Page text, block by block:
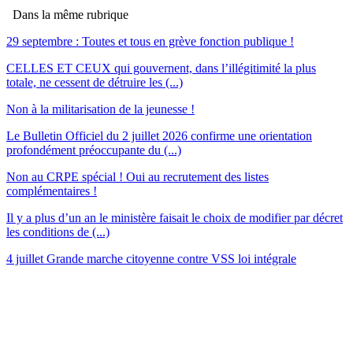
Dans la même rubrique
29 septembre : Toutes et tous en grève fonction publique !
CELLES ET CEUX qui gouvernent, dans l’illégitimité la plus
totale, ne cessent de détruire les (...)
Non à la militarisation de la jeunesse !
Le Bulletin Officiel du 2 juillet 2026 confirme une orientation
profondément préoccupante du (...)
Non au CRPE spécial ! Oui au recrutement des listes
complémentaires !
Il y a plus d’un an le ministère faisait le choix de modifier par décret
les conditions de (...)
4 juillet Grande marche citoyenne contre VSS loi intégrale